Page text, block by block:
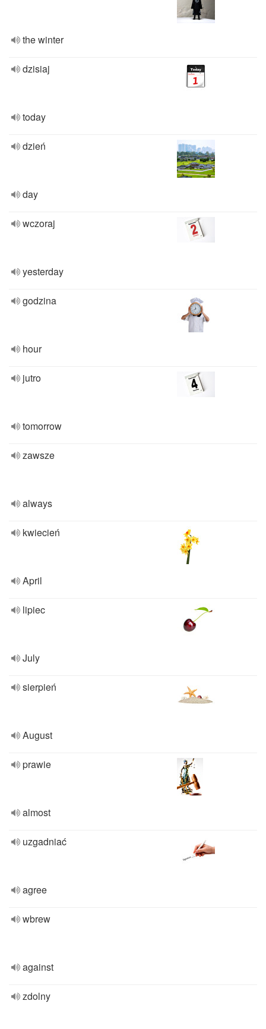
the winter
dzisiaj
today
dzień
day
wczoraj
yesterday
godzina
hour
jutro
tomorrow
zawsze
always
kwiecień
April
lipiec
July
sierpień
August
prawie
almost
uzgadniać
agree
wbrew
against
zdolny